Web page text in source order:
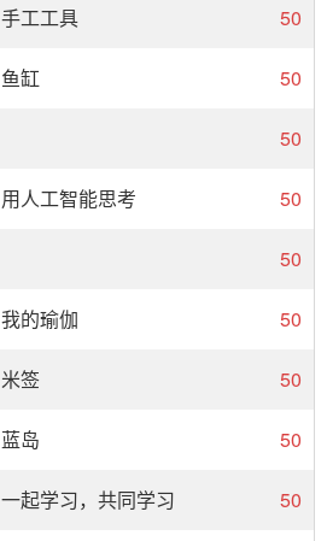
手工工具 50
鱼缸 50
50
用人工智能思考 50
50
我的瑜伽 50
米签 50
蓝岛 50
一起学习，共同学习 50